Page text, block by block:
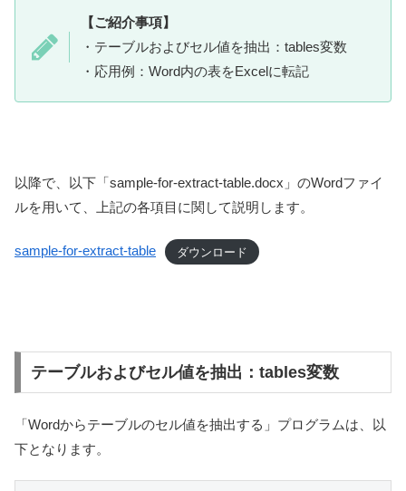
【ご紹介事項】
・テーブルおよびセル値を抽出：tables変数
・応用例：Word内の表をExcelに転記
以降で、以下「sample-for-extract-table.docx」のWordファイ
ルを用いて、上記の各項目に関して説明します。
sample-for-extract-table ダウンロード
テーブルおよびセル値を抽出：tables変数
「Wordからテーブルのセル値を抽出する」プログラムは、以
下となります。